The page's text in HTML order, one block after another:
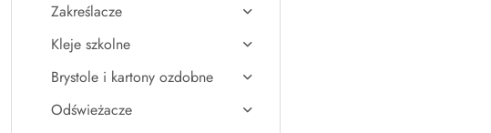
Zakreślacze
Kleje szkolne
Brystole i kartony ozdobne
Odświeżacze